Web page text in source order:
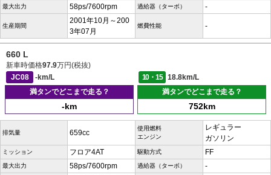
最大出力 58ps/7600rpm 過給器（ターボ） -
生産期間
2001年10月～200
3年07月
燃費性能 -
660 L
新車時価格97.9万円(税抜)
JC08
-km/L 10・15
18.8km/L
満タンでどこまで走る？
-km
満タンでどこまで走る？
752km
排気量 659cc
使用燃料
エンジン
レギュラー
ガソリン
ミッション フロア4AT 駆動方式 FF
最大出力 58ps/7600rpm 過給器（ターボ） -